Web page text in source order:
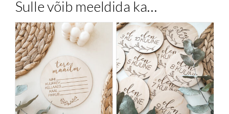
Sulle võib meeldida ka…